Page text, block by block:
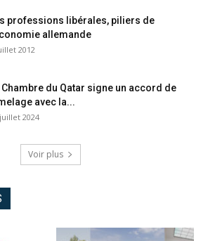
professions libérales, piliers de
allemande
2012
Chambre du Qatar signe un accord de
avec la...
2024
Voir plus